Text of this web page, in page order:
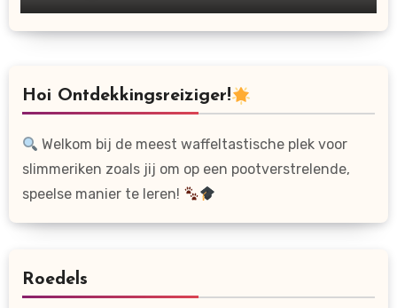
Hoi Ontdekkingsreiziger!
Welkom bij de meest waffeltastische plek voor
slimmeriken zoals jij om op een pootverstrelende,
speelse manier te leren!
Roedels